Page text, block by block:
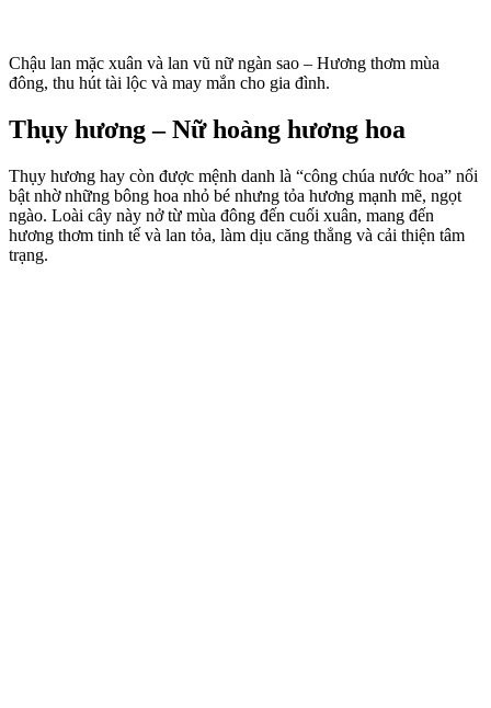
Chậu lan mặc xuân và lan vũ nữ ngàn sao – Hương thơm mùa
đông, thu hút tài lộc và may mắn cho gia đình.
Thụy hương – Nữ hoàng hương hoa
Thụy hương hay còn được mệnh danh là “công chúa nước hoa” nổi
bật nhờ những bông hoa nhỏ bé nhưng tỏa hương mạnh mẽ, ngọt
ngào. Loài cây này nở từ mùa đông đến cuối xuân, mang đến
hương thơm tinh tế và lan tỏa, làm dịu căng thẳng và cải thiện tâm
trạng.